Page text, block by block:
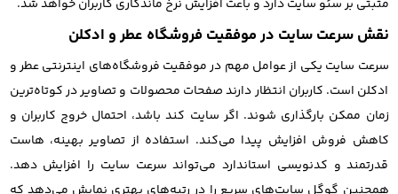
مثبتی بر سئو سایت دارد و باعث افزایش نرخ ماندگاری کاربران خواهد شد.
نقش سرعت سایت در موفقیت فروشگاه عطر و ادکلن
سرعت سایت یکی از عوامل مهم در موفقیت فروشگاه‌های اینترنتی عطر و
ادکلن است. کاربران انتظار دارند صفحات محصولات و تصاویر در کوتاه‌ترین
زمان ممکن بارگذاری شوند. اگر سایت کند باشد، احتمال خروج کاربران و
کاهش فروش افزایش پیدا می‌کند. استفاده از تصاویر بهینه، هاست
قدرتمند و کدنویسی استاندارد می‌تواند سرعت سایت را افزایش دهد.